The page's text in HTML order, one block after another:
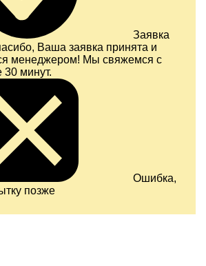
Заявка
Ваша заявка принята и
менеджером! Мы свяжемся с
30 минут.
Ошибка,
позже